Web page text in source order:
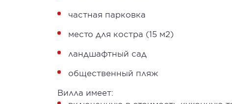
частная парковка
место для костра (15 м2)
ландшафтный сад
общественный пляж
Вилла имеет: